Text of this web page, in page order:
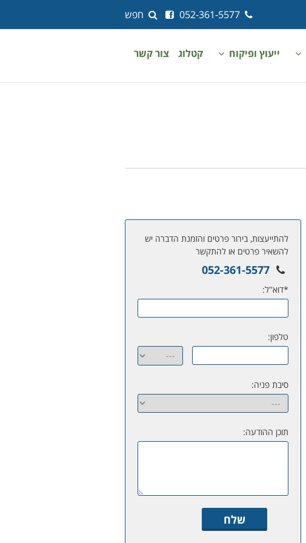
052-361-5577 חפש
ייעוץ ופיקוח קטלוג צור קשר
להתייעצות, בירור פרטים והזמנת הדברה יש
להשאיר פרטים או להתקשר
052-361-5577
*דוא''ל:
טלפון:
סיבת פניה:
תוכן ההודעה: